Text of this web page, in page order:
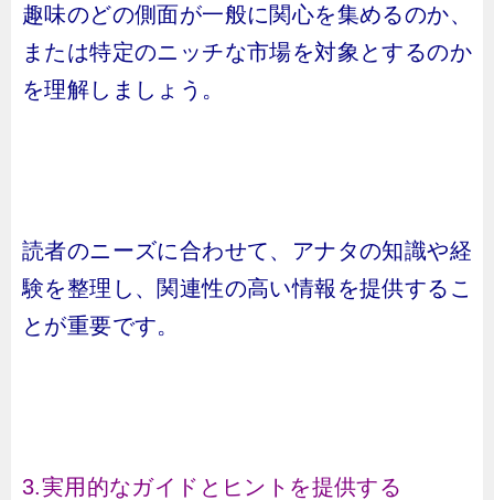
趣味のどの側面が一般に関心を集めるのか、
または特定のニッチな市場を対象とするのか
を理解しましょう。
読者のニーズに合わせて、アナタの知識や経
験を整理し、関連性の高い情報を提供するこ
とが重要です。
3.実用的なガイドとヒントを提供する